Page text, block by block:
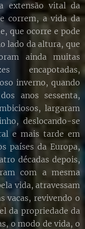
extensão vital da
correm, a vida da
que ocorre e pode
lado da altura, que
ainda muitas
encapotadas,
inverno, quando
anos sessenta,
largaram
deslocando-se
e mais tarde em
países da Europa,
décadas depois,
com a mesma
vida, atravessam
vacas, revivendo o
da propriedade da
o modo de vida, o